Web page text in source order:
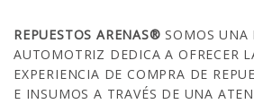
REPUESTOS ARENAS®SOMOS UNA
AUTOMOTRIZ DEDICA A OFRECER
EXPERIENCIA DE COMPRA DE
E INSUMOS A TRAVÉS DE UNA